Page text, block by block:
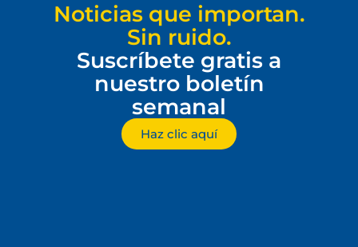
Noticias que importan.
Sin ruido.
Suscríbete gratis a
nuestro boletín
semanal
Haz clic aquí